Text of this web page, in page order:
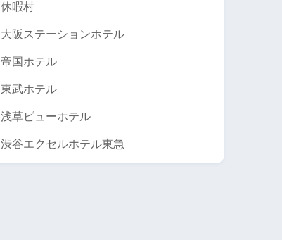
休暇村
大阪ステーションホテル
帝国ホテル
東武ホテル
浅草ビューホテル
渋谷エクセルホテル東急